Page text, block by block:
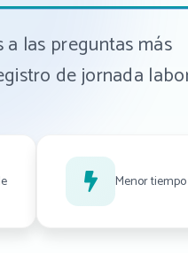
las preguntas más
de jornada
Menor